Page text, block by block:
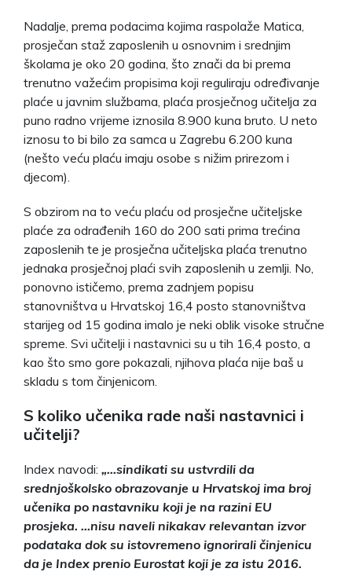
Nadalje, prema podacima kojima raspolaže Matica,
prosječan staž zaposlenih u osnovnim i srednjim
školama je oko 20 godina, što znači da bi prema
trenutno važećim propisima koji reguliraju određivanje
plaće u javnim službama, plaća prosječnog učitelja za
puno radno vrijeme iznosila 8.900 kuna bruto. U neto
iznosu to bi bilo za samca u Zagrebu 6.200 kuna
(nešto veću plaću imaju osobe s nižim prirezom i
djecom).
S obzirom na to veću plaću od prosječne učiteljske
plaće za odrađenih 160 do 200 sati prima trećina
zaposlenih te je prosječna učiteljska plaća trenutno
jednaka prosječnoj plaći svih zaposlenih u zemlji. No,
ponovno ističemo, prema zadnjem popisu
stanovništva u Hrvatskoj 16,4 posto stanovništva
starijeg od 15 godina imalo je neki oblik visoke stručne
spreme. Svi učitelji i nastavnici su u tih 16,4 posto, a
kao što smo gore pokazali, njihova plaća nije baš u
skladu s tom činjenicom.
S koliko učenika rade naši nastavnici i
učitelji?
Index navodi: „…sindikati su ustvrdili da
srednjoškolsko obrazovanje u Hrvatskoj ima broj
učenika po nastavniku koji je na razini EU
prosjeka. …nisu naveli nikakav relevantan izvor
podataka dok su istovremeno ignorirali činjenicu
da je Index prenio Eurostat koji je za istu 2016.